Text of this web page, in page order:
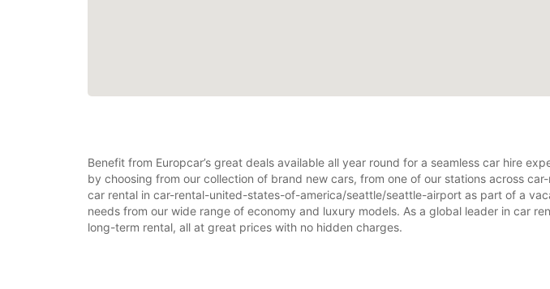
Benefit from Europcar’s great deals available all year round for a seamless car hire
by choosing from our collection of brand new cars, from one of our stations across
car rental in car-rental-united-states-of-america/seattle/seattle-airport as part of a
needs from our wide range of economy and luxury models. As a global leader in car
long-term rental, all at great prices with no hidden charges.